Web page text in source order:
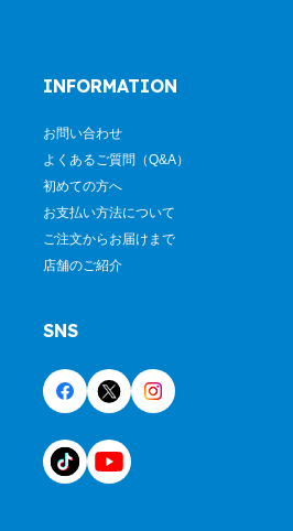
INFORMATION
お問い合わせ
よくあるご質問（Q&A）
初めての方へ
お支払い方法について
ご注文からお届けまで
店舗のご紹介
SNS